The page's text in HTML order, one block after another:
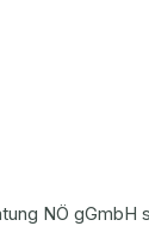
NÖ gGmbH